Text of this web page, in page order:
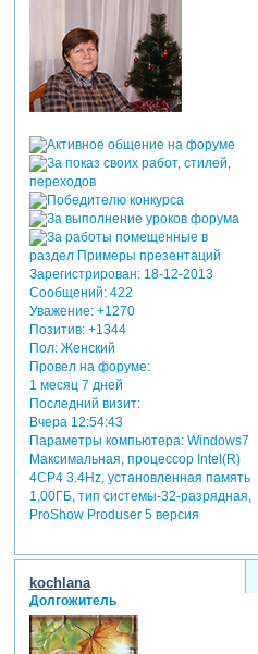
Зарегистрирован: 18-12-2013
Сообщений:422
Уважение: +1270
Позитив: +1344
Пол:Женский
Провел на форуме:
1 месяц 7 дней
Последний визит:
Вчера 12:54:43
Параметры компьютера:Windows7
Максимальная, процессор Intel(R)
4CP4 3.4Hz, установленная память
1,00ГБ, тип системы-32-разрядная,
ProShow Produser 5 версия
kochlana
Долгожитель